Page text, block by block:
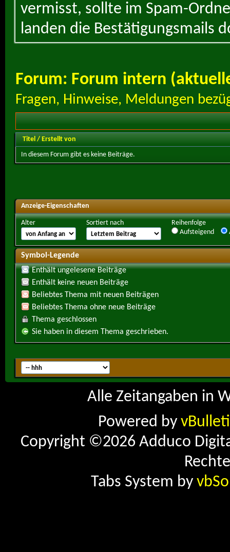
vermisst, sollte im Spam-
landen die Bestätigungsmails
Forum: Forum intern
Fragen, Hinweise, Meldungen
Titel / Erstellt von
In diesem Forum gibt es keine Beiträge.
Anzeige-Eigenschaften
Alter Sortiert nach
Reihenfolge
Aufsteigend
Symbol-Legende
Enthält ungelesene Beiträge
Enthält keine neuen Beiträge
Beliebtes Thema mit neuen Beiträgen
Beliebtes Thema ohne neue Beiträge
Thema geschlossen
Sie haben in diesem Thema geschrieben.
Alle Zeitangaben in
Powered by
Copyright ©2026 Adduco
Tabs System by